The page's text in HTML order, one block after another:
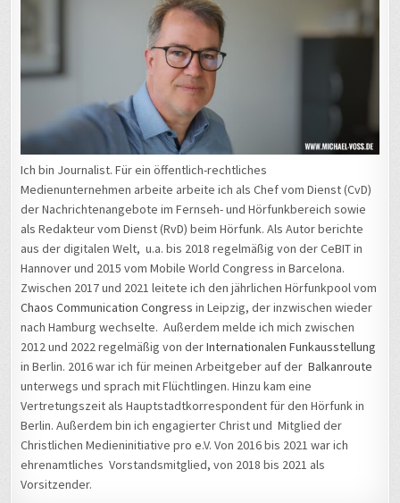
Ich bin Journalist. Für ein öffentlich-rechtliches
Medienunternehmen arbeite arbeite ich als Chef vom Dienst (CvD)
der Nachrichtenangebote im Fernseh- und Hörfunkbereich sowie
als Redakteur vom Dienst (RvD) beim Hörfunk. Als Autor berichte
aus der digitalen Welt, u.a. bis 2018 regelmäßig von der CeBIT in
Hannover und 2015 vom Mobile World Congress in Barcelona.
Zwischen 2017 und 2021 leitete ich den jährlichen Hörfunkpool vom
Chaos Communication Congress in Leipzig, der inzwischen wieder
nach Hamburg wechselte. Außerdem melde ich mich zwischen
2012 und 2022 regelmäßig von derInternationalen Funkausstellung
in Berlin. 2016 war ich für meinen Arbeitgeber auf derBalkanroute
unterwegs und sprach mit Flüchtlingen. Hinzu kam eine
Vertretungszeit als Hauptstadtkorrespondent für den Hörfunk in
Berlin. Außerdem bin ich engagierter Christ und Mitglied der
Christlichen Medieninitiative pro e.V. Von 2016 bis 2021 war ich
ehrenamtliches Vorstandsmitglied, von 2018 bis 2021 als
Vorsitzender.